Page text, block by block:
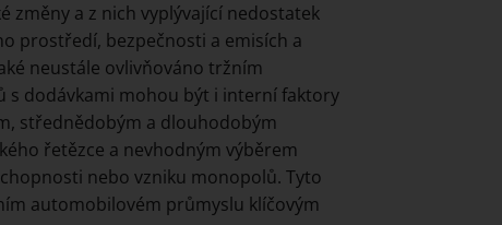
změny a z nich vyplývající nedostatek
prostředí, bezpečnosti a emisích a
neustále ovlivňováno tržním
s dodávkami mohou být i interní faktory
střednědobým a dlouhodobým
řetězce a nevhodným výběrem
nebo vzniku monopolů. Tyto
automobilovém průmyslu klíčovým